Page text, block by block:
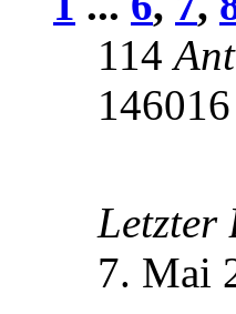
114
146016
Letzter
7. Mai